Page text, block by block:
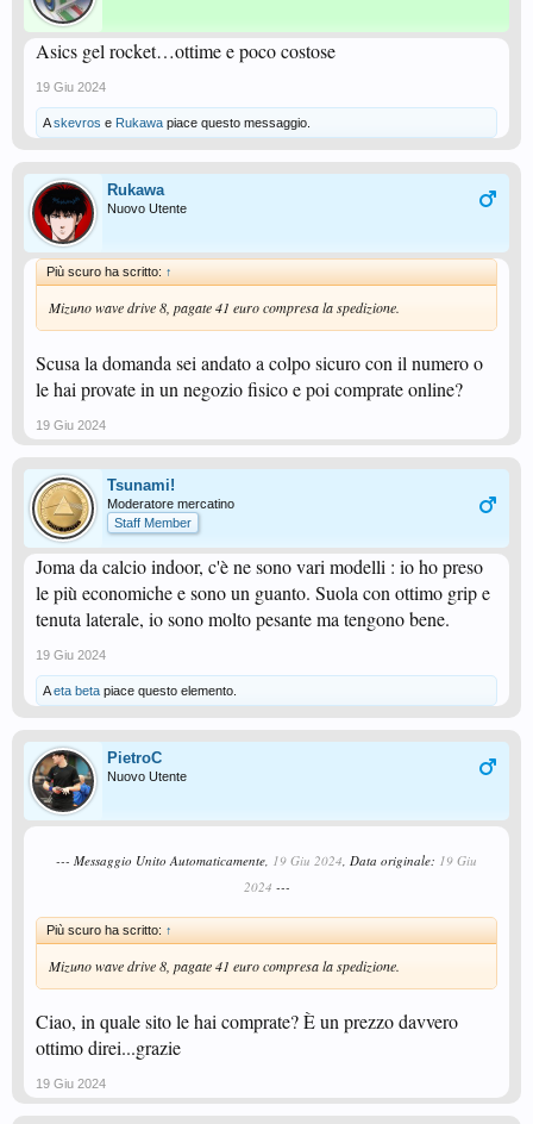
Asics gel rocket…ottime e poco costose
19 Giu 2024
Askevros e Rukawa piace questo messaggio.
Rukawa
Nuovo Utente
Più scuro ha scritto: ↑
Mizuno wave drive 8, pagate 41 euro compresa la spedizione.
Scusa la domanda sei andato a colpo sicuro con il numero o
le hai provate in un negozio fisico e poi comprate online?
19 Giu 2024
Tsunami!
Moderatore mercatino
Staff Member
Joma da calcio indoor, c'è ne sono vari modelli : io ho preso
le più economiche e sono un guanto. Suola con ottimo grip e
tenuta laterale, io sono molto pesante ma tengono bene.
19 Giu 2024
Aeta beta piace questo elemento.
PietroC
Nuovo Utente
--- Messaggio Unito Automaticamente, 19 Giu 2024, Data originale: 19 Giu
2024 ---
Più scuro ha scritto: ↑
Mizuno wave drive 8, pagate 41 euro compresa la spedizione.
Ciao, in quale sito le hai comprate? È un prezzo davvero
ottimo direi...grazie
19 Giu 2024